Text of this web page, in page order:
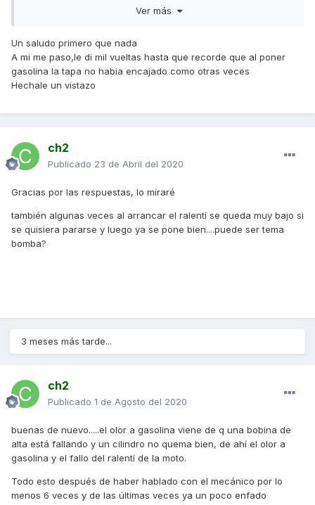
Ver más
Un saludo primero que nada
A mi me paso,le di mil vueltas hasta que recorde que al poner
gasolina la tapa no habia encajado como otras veces
Hechale un vistazo
ch2
Publicado 23 de Abril del 2020
Gracias por las respuestas, lo miraré
también algunas veces al arrancar el ralentí se queda muy bajo si
se quisiera pararse y luego ya se pone bien....puede ser tema
bomba?
3 meses más tarde...
ch2
Publicado 1 de Agosto del 2020
buenas de nuevo.....el olor a gasolina viene de q una bobina de
alta está fallando y un cilindro no quema bien, de ahí el olor a
gasolina y el fallo del ralentí de la moto.
Todo esto después de haber hablado con el mecánico por lo
menos 6 veces y de las últimas veces ya un poco enfado